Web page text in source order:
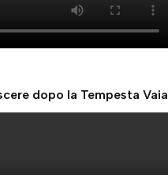
dopo la Tempesta Vaia